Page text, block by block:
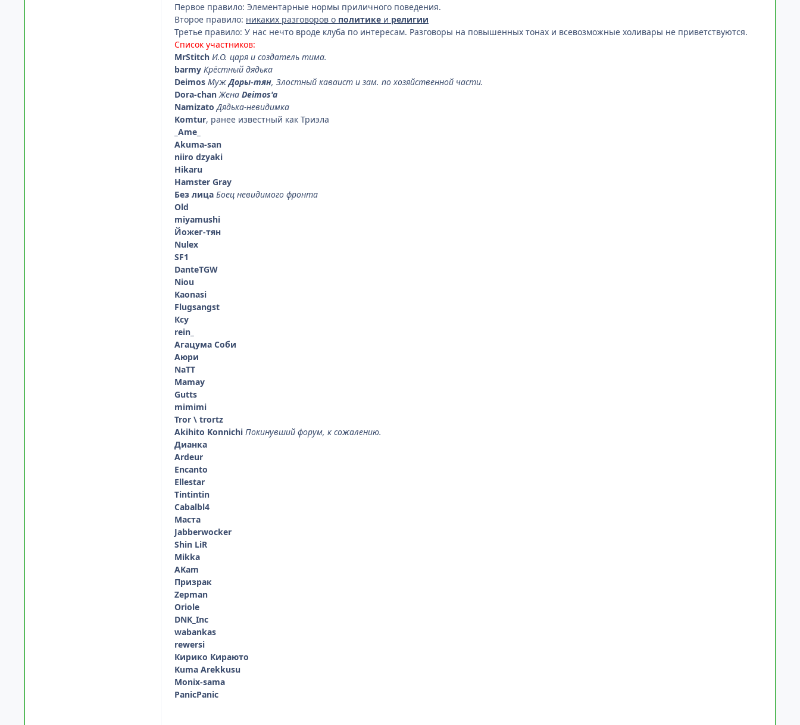
Первое правило: Элементарные нормы приличного поведения.
Второе правило: никаких разговоров о политике и религии
Третье правило: У нас нечто вроде клуба по интересам. Разговоры на повышенных тонах и всевозможные холивары не приветствуются.
Список участников:
MrStitch И.О. царя и создатель тима.
barmy Крёстный дядька
Deimos МужДоры-тян, Злостный каваист и зам. по хозяйственной части.
Dora-chan Жена Deimos'a
Namizato Дядька-невидимка
Komtur, ранее известный как Триэла
_Ame_
Akuma-san
niiro dzyaki
Нikaru
Hamster Gray
Без лица Боец невидимого фронта
Old
miyamushi
Йожег-тян
Nulex
SF1
DanteTGW
Niou
Kaonasi
Flugsangst
Ксу
rein_
Агацума Соби
Аюри
NaTT
Mamay
Gutts
mimimi
Tror \ trortz
Akihito Konnichi Покинувший форум, к сожалению.
Дианка
Ardeur
Encanto
Ellestar
Tintintin
Cabalbl4
Маста
Jabberwocker
Shin LiR
Mikka
AKam
Призрак
Zepman
Oriole
DNK_Inc
wabankas
rewersi
Кирико Кираюто
Kuma Arekkusu
Monix-sama
PanicPanic